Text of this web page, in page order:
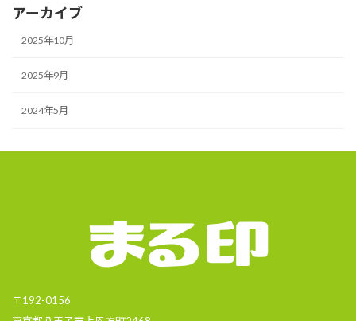
アーカイブ
2025年10月
2025年9月
2024年5月
〒192-0156